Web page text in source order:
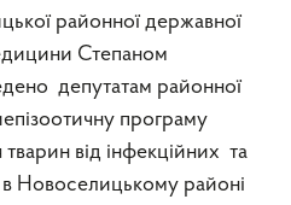
районної державної
Степаном
депутатам районної
програму
тварин від інфекційних та
в Новоселицькому районі